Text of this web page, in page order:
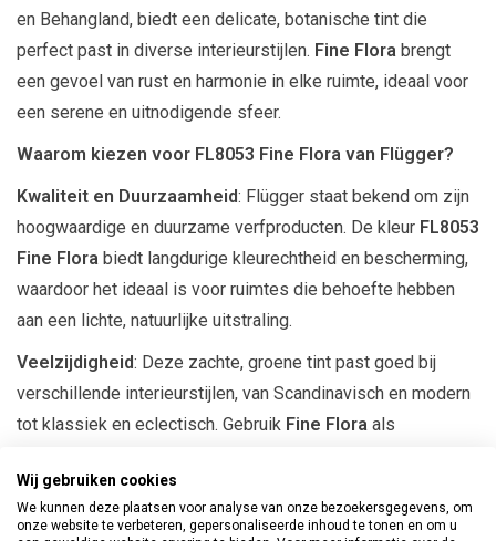
en Behangland, biedt een delicate, botanische tint die
perfect past in diverse interieurstijlen. Fine Flora brengt
een gevoel van rust en harmonie in elke ruimte, ideaal voor
een serene en uitnodigende sfeer.
Waarom kiezen voor FL8053 Fine Flora van Flügger?
Kwaliteit en Duurzaamheid: Flügger staat bekend om zijn
hoogwaardige en duurzame verfproducten. De kleur FL8053
Fine Flora biedt langdurige kleurechtheid en bescherming,
waardoor het ideaal is voor ruimtes die behoefte hebben
aan een lichte, natuurlijke uitstraling.
Veelzijdigheid: Deze zachte, groene tint past goed bij
verschillende interieurstijlen, van Scandinavisch en modern
tot klassiek en eclectisch. Gebruik Fine Flora als
botanische sfeer te creëren, of combineer het met
natuurlijke accenten voor een gebalanceerd geheel.
Wij gebruiken cookies
We kunnen deze plaatsen voor analyse van onze bezoekersgegevens, om
onze website te verbeteren, gepersonaliseerde inhoud te tonen en om u